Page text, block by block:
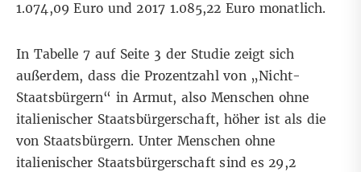
1.074,09 Euro und 2017 1.085,22 Euro monatlich.
In Tabelle 7 auf Seite 3 der Studie zeigt sich
außerdem, dass die Prozentzahl von „Nicht-
Staatsbürgern“ in Armut, also Menschen ohne
italienischer Staatsbürgerschaft, höher ist als die
von Staatsbürgern. Unter Menschen ohne
italienischer Staatsbürgerschaft sind es 29,2